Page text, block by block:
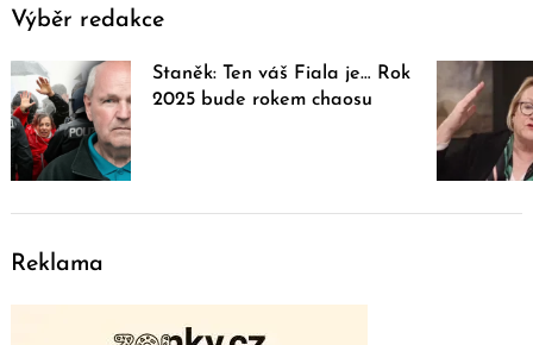
Výběr redakce
Staněk: Ten váš Fiala je… Rok
2025 bude rokem chaosu
Reklama